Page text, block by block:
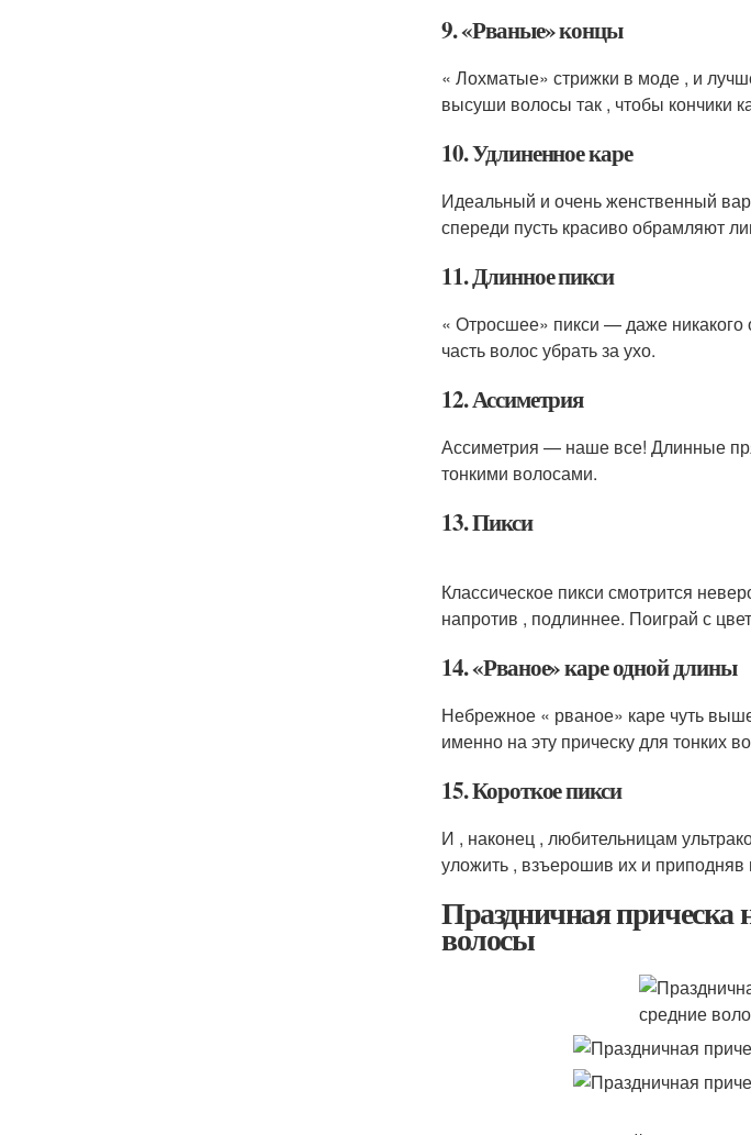
9. «Рваные» концы
« Лохматые» стрижки в моде , и
высуши волосы так , чтобы кончики
10. Удлиненное каре
Идеальный и очень женственный
спереди пусть красиво обрамляют
11. Длинное пикси
« Отросшее» пикси — даже никакого
часть волос убрать за ухо.
12. Ассиметрия
Ассиметрия — наше все! Длинные
тонкими волосами.
13. Пикси
Классическое пикси смотрится
напротив , подлиннее. Поиграй с
14. «Рваное» каре одной длины
Небрежное « рваное» каре чуть
именно на эту прическу для тонких
15. Короткое пикси
И , наконец , любительницам
уложить , взъерошив их и приподняв
Праздничная прическа
волосы